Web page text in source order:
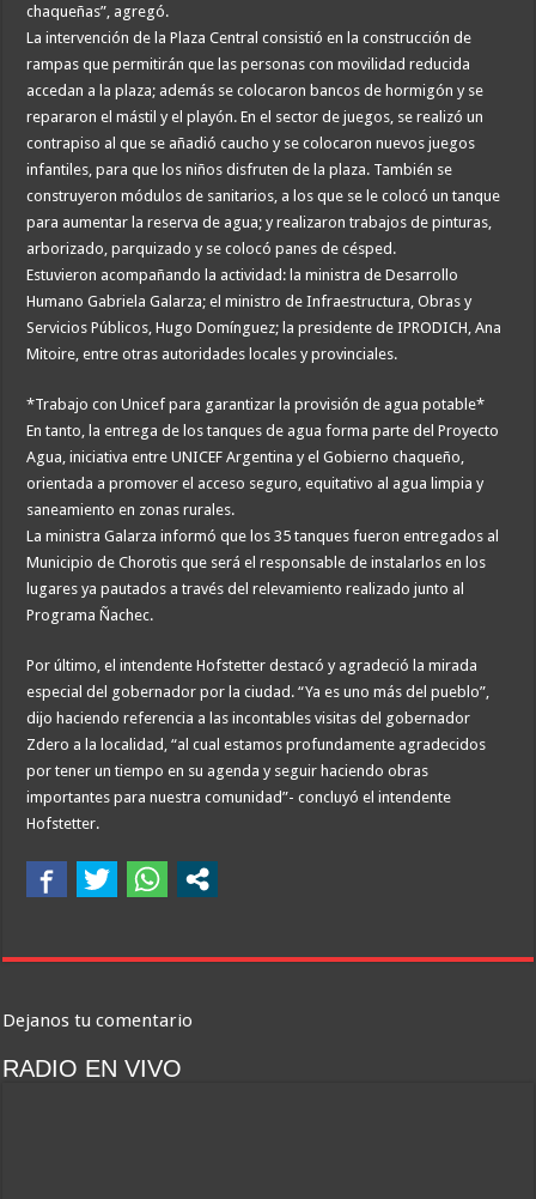
chaqueñas”, agregó.
La intervención de la Plaza Central consistió en la construcción de
rampas que permitirán que las personas con movilidad reducida
accedan a la plaza; además se colocaron bancos de hormigón y se
repararon el mástil y el playón. En el sector de juegos, se realizó un
contrapiso al que se añadió caucho y se colocaron nuevos juegos
infantiles, para que los niños disfruten de la plaza. También se
construyeron módulos de sanitarios, a los que se le colocó un tanque
para aumentar la reserva de agua; y realizaron trabajos de pinturas,
arborizado, parquizado y se colocó panes de césped.
Estuvieron acompañando la actividad: la ministra de Desarrollo
Humano Gabriela Galarza; el ministro de Infraestructura, Obras y
Servicios Públicos, Hugo Domínguez; la presidente de IPRODICH, Ana
Mitoire, entre otras autoridades locales y provinciales.
*Trabajo con Unicef para garantizar la provisión de agua potable*
En tanto, la entrega de los tanques de agua forma parte del Proyecto
Agua, iniciativa entre UNICEF Argentina y el Gobierno chaqueño,
orientada a promover el acceso seguro, equitativo al agua limpia y
saneamiento en zonas rurales.
La ministra Galarza informó que los 35 tanques fueron entregados al
Municipio de Chorotis que será el responsable de instalarlos en los
lugares ya pautados a través del relevamiento realizado junto al
Programa Ñachec.
Por último, el intendente Hofstetter destacó y agradeció la mirada
especial del gobernador por la ciudad. “Ya es uno más del pueblo”,
dijo haciendo referencia a las incontables visitas del gobernador
Zdero a la localidad, “al cual estamos profundamente agradecidos
por tener un tiempo en su agenda y seguir haciendo obras
importantes para nuestra comunidad”- concluyó el intendente
Hofstetter.
Dejanos tu comentario
RADIO EN VIVO